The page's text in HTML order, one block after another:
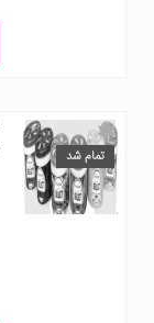
تمام شد